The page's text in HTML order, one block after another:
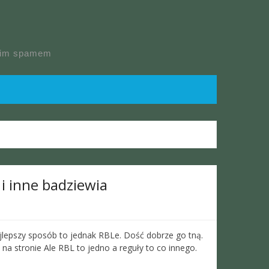
spamem
inne badziewia
sposób to jednak RBLe. Dość dobrze go tną.
stronie Ale RBL to jedno a reguły to co innego.